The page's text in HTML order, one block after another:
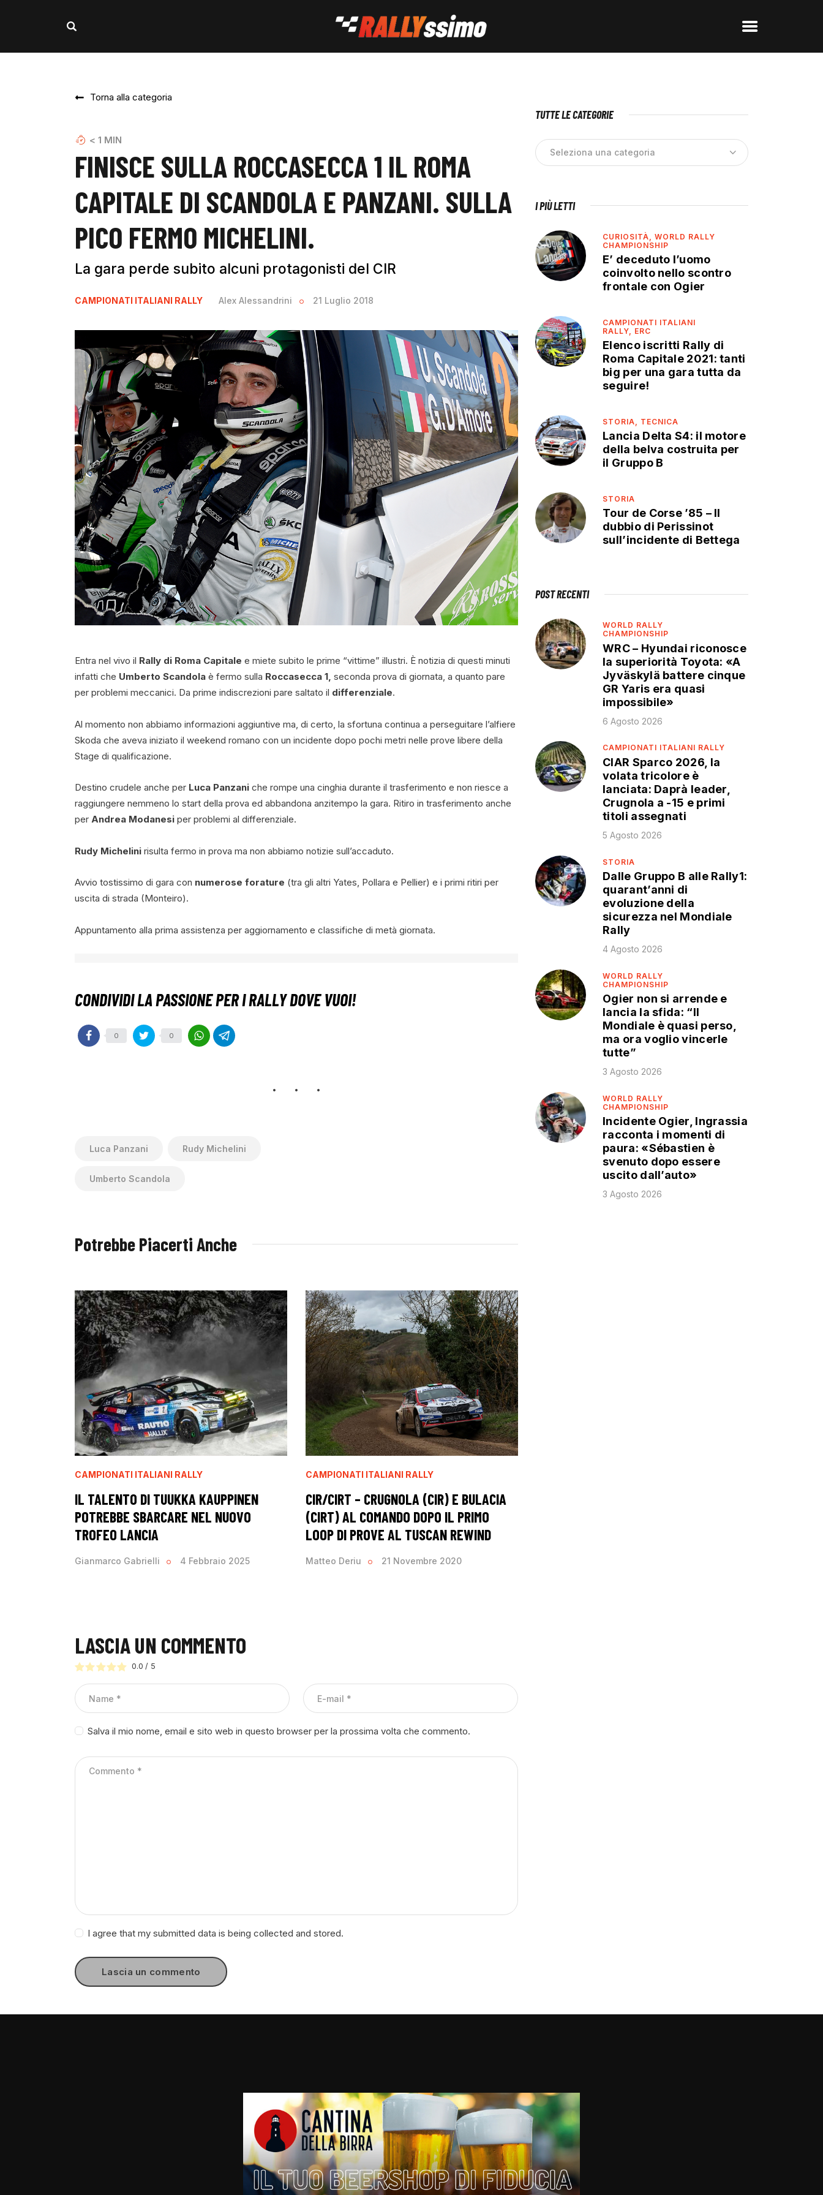
Torna alla categoria
< 1 MIN
FINISCE SULLA ROCCASECCA 1 IL ROMA
CAPITALE DI SCANDOLA E PANZANI. SULLA
PICO FERMO MICHELINI.
La gara perde subito alcuni protagonisti del CIR
CAMPIONATI ITALIANI RALLY Alex Alessandrini 21 Luglio 2018
Entra nel vivo il Rally di Roma Capitale e miete subito le prime “vittime” illustri. È notizia di questi minuti
infatti che Umberto Scandola è fermo sulla Roccasecca 1, seconda prova di giornata, a quanto pare
per problemi meccanici. Da prime indiscrezioni pare saltato il differenziale.
Al momento non abbiamo informazioni aggiuntive ma, di certo, la sfortuna continua a perseguitare l’alfiere
Skoda che aveva iniziato il weekend romano con un incidente dopo pochi metri nelle prove libere della
Stage di qualificazione.
Destino crudele anche per Luca Panzani che rompe una cinghia durante il trasferimento e non riesce a
raggiungere nemmeno lo start della prova ed abbandona anzitempo la gara. Ritiro in trasferimento anche
per Andrea Modanesi per problemi al differenziale.
Rudy Michelini risulta fermo in prova ma non abbiamo notizie sull’accaduto.
Avvio tostissimo di gara con numerose forature (tra gli altri Yates, Pollara e Pellier) e i primi ritiri per
uscita di strada (Monteiro).
Appuntamento alla prima assistenza per aggiornamento e classifiche di metà giornata.
0 0
Luca Panzani Rudy Michelini
Umberto Scandola
Potrebbe Piacerti Anche
CAMPIONATI ITALIANI RALLY
IL TALENTO DI TUUKKA KAUPPINEN
POTREBBE SBARCARE NEL NUOVO
TROFEO LANCIA
Gianmarco Gabrielli 4 Febbraio 2025
CAMPIONATI ITALIANI RALLY
CIR/CIRT – CRUGNOLA (CIR) E BULACIA
(CIRT) AL COMANDO DOPO IL PRIMO
LOOP DI PROVE AL TUSCAN REWIND
Matteo Deriu 21 Novembre 2020
LASCIA UN COMMENTO
0.0 / 5
Salva il mio nome, email e sito web in questo browser per la prossima volta che commento.
I agree that my submitted data is being collected and stored.
TUTTE LE CATEGORIE
I PIÙ LETTI
CURIOSITÀ,WORLD RALLY
CHAMPIONSHIP
E’ deceduto l’uomo
coinvolto nello scontro
frontale con Ogier
CAMPIONATI ITALIANI
RALLY, ERC
Elenco iscritti Rally di
Roma Capitale 2021: tanti
big per una gara tutta da
seguire!
STORIA, TECNICA
Lancia Delta S4: il motore
della belva costruita per
il Gruppo B
STORIA
Tour de Corse ’85 – Il
dubbio di Perissinot
sull’incidente di Bettega
POST RECENTI
WORLD RALLY
CHAMPIONSHIP
WRC – Hyundai riconosce
la superiorità Toyota: «A
Jyväskylä battere cinque
GR Yaris era quasi
impossibile»
6 Agosto 2026
CAMPIONATI ITALIANI RALLY
CIAR Sparco 2026, la
volata tricolore è
lanciata: Daprà leader,
Crugnola a -15 e primi
titoli assegnati
5 Agosto 2026
STORIA
Dalle Gruppo B alle Rally1:
quarant’anni di
evoluzione della
sicurezza nel Mondiale
Rally
4 Agosto 2026
WORLD RALLY
CHAMPIONSHIP
Ogier non si arrende e
lancia la sfida: “Il
Mondiale è quasi perso,
ma ora voglio vincerle
tutte”
3 Agosto 2026
WORLD RALLY
CHAMPIONSHIP
Incidente Ogier, Ingrassia
racconta i momenti di
paura: «Sébastien è
svenuto dopo essere
uscito dall’auto»
3 Agosto 2026